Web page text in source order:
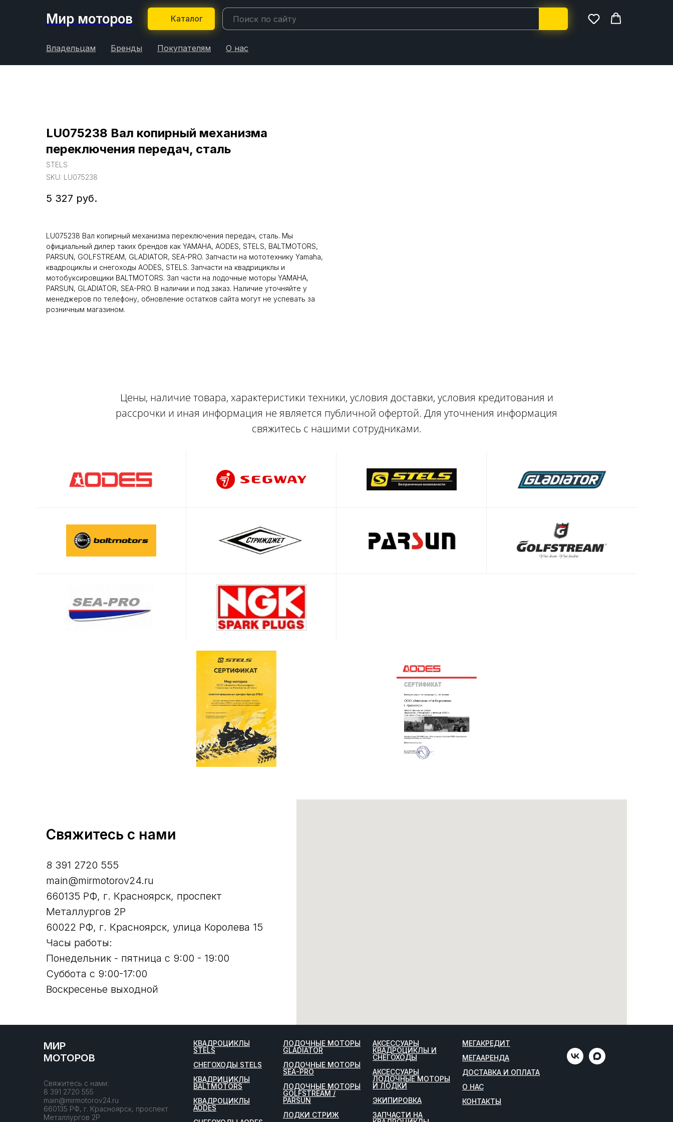
Мир моторов Каталог
Владельцам Бренды Покупателям О нас
LU075238 Вал копирный механизма
переключения передач, сталь
STELS
SKU: LU075238
5 327 руб.
LU075238 Вал копирный механизма переключения передач, сталь. Мы
официальный дилер таких брендов как YAMAHA, AODES, STELS, BALTMOTORS,
PARSUN, GOLFSTREAM, GLADIATOR, SEA-PRO. Запчасти на мототехнику Yamaha,
квадроциклы и снегоходы AODES, STELS. Запчасти на квадрициклы и
мотобуксировщики BALTMOTORS. Зап части на лодочные моторы YAMAHA,
PARSUN, GLADIATOR, SEA-PRO. В наличии и под заказ. Наличие уточняйте у
менеджеров по телефону, обновление остатков сайта могут не успевать за
розничным магазином.
Цены, наличие товара, характеристики техники, условия доставки, условия кредитования и
рассрочки и иная информация не является публичной офертой. Для уточнения информация
свяжитесь с нашими сотрудниками.
Свяжитесь с нами
8 391 2720 555
main@mirmotorov24.ru
660135 РФ, г. Красноярск, проспект
Металлургов 2Р
60022 РФ, г. Красноярск, улица Королева 15
Часы работы:
Понедельник - пятница с 9:00 - 19:00
Суббота с 9:00-17:00
Воскресенье выходной
МИР
МОТОРОВ
Свяжитесь с нами:
8 391 2720 555
main@mirmotorov24.ru
660135 РФ, г. Красноярск, проспект
Металлургов 2Р
КВАДРОЦИКЛЫ
STELS
СНЕГОХОДЫ STELS
КВАДРИЦИКЛЫ
BALTMOTORS
КВАДРОЦИКЛЫ
AODES
ЛОДОЧНЫЕ МОТОРЫ
GLADIATOR
ЛОДОЧНЫЕ МОТОРЫ
SEA-PRO
ЛОДОЧНЫЕ МОТОРЫ
GOLFSTREAM /
PARSUN
ЛОДКИ СТРИЖ
АКСЕССУАРЫ
КВАДРОЦИКЛЫ И
СНЕГОХОДЫ
АКСЕССУАРЫ
ЛОДОЧНЫЕ МОТОРЫ
И ЛОДКИ
ЭКИПИРОВКА
ЗАПЧАСТИ НА
МЕГАКРЕДИТ
МЕГААРЕНДА
ДОСТАВКА И ОПЛАТА
О НАС
КОНТАКТЫ